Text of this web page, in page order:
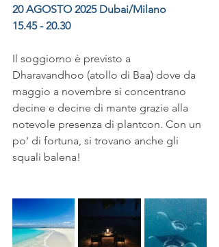
20 AGOSTO 2025 Dubai/Milano
15.45 - 20.30
Il soggiorno è previsto a
Dharavandhoo (atollo di Baa) dove da
maggio a novembre si concentrano
decine e decine di mante grazie alla
notevole presenza di plantcon. Con un
po' di fortuna, si trovano anche gli
squali balena!